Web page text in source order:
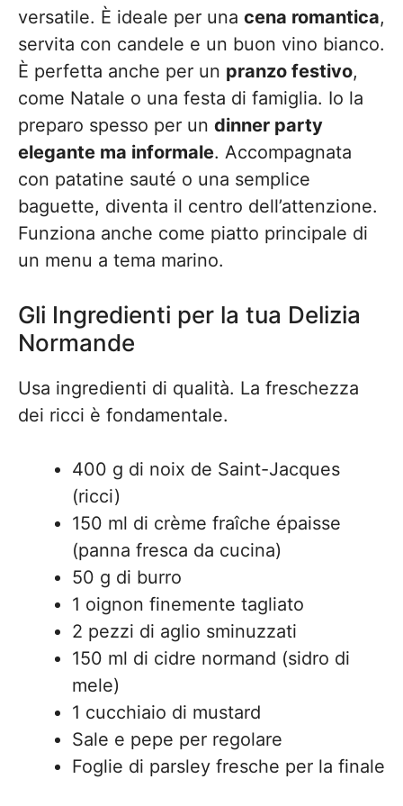
versatile. È ideale per una cena romantica,
servita con candele e un buon vino bianco.
È perfetta anche per un pranzo festivo,
come Natale o una festa di famiglia. Io la
preparo spesso per un dinner party
elegante ma informale. Accompagnata
con patatine sauté o una semplice
baguette, diventa il centro dell’attenzione.
Funziona anche come piatto principale di
un menu a tema marino.
Gli Ingredienti per la tua Delizia
Normande
Usa ingredienti di qualità. La freschezza
dei ricci è fondamentale.
400 g di noix de Saint-Jacques
(ricci)
150 ml di crème fraîche épaisse
(panna fresca da cucina)
50 g di burro
1 oignon finemente tagliato
2 pezzi di aglio sminuzzati
150 ml di cidre normand (sidro di
mele)
1 cucchiaio di mustard
Sale e pepe per regolare
Foglie di parsley fresche per la finale